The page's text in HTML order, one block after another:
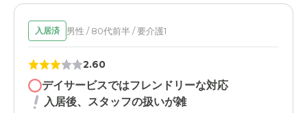
職員・スタッフ・他入居者の雰囲気について
職員さんの接遇も良く、満足している。しかし転倒につい
ては見守り不足で少し残念でした。
入居済 男性 / 80代前半 / 要介護1
2.60
デイサービスではフレンドリーな対応
入居後、スタッフの扱いが雑